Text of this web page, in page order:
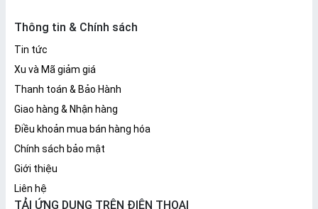
Thông tin & Chính sách
Tin tức
Xu và Mã giảm giá
Thanh toán & Bảo Hành
Giao hàng & Nhận hàng
Điều khoản mua bán hàng hóa
Chính sách bảo mật
Giới thiệu
Liên hệ
TẢI ỨNG DỤNG TRÊN ĐIỆN THOẠI